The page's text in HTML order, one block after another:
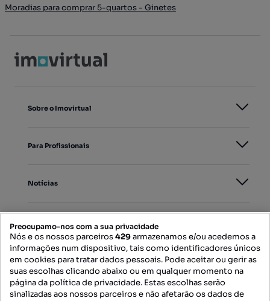
Moradias para comprar 5-quartos - Ginetes
Sobre o Imovirtual
Para Profissionais
Notícias
Mapa do Site
Contacte-nos
Preocupamo-nos com a sua privacidade
Nós e os nossos parceiros429armazenamos e/ou acedemos a
informações num dispositivo, tais como identificadores únicos
em cookies para tratar dados pessoais. Pode aceitar ou gerir as
suas escolhas clicando abaixo ou em qualquer momento na
página da política de privacidade. Estas escolhas serão
sinalizadas aos nossos parceiros e não afetarão os dados de